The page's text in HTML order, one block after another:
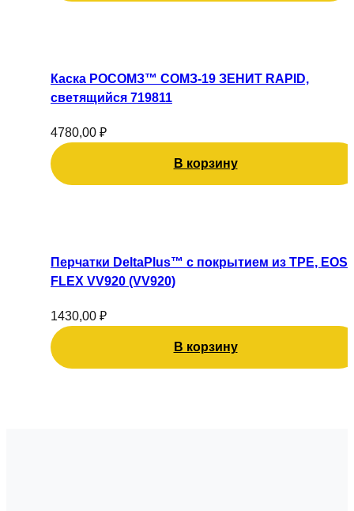
Каска РОСОМЗ™ СОМЗ-19 ЗЕНИТ RAPID,
светящийся 719811
4780,00 ₽
В корзину
Перчатки DeltaPlus™ с покрытием из TPE, EOS
FLEX VV920 (VV920)
1430,00 ₽
В корзину